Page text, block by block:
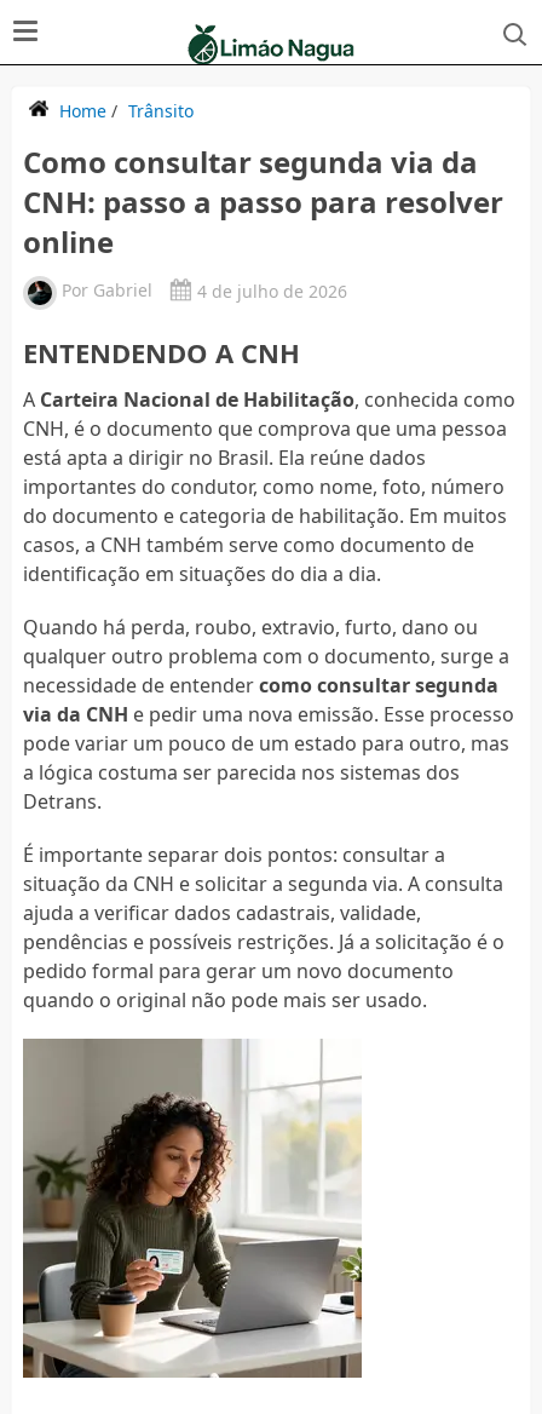
Home/ Trânsito
Como consultar segunda via da
CNH: passo a passo para resolver
online
Por Gabriel 4 de julho de 2026
ENTENDENDO A CNH
A Carteira Nacional de Habilitação, conhecida como
CNH, é o documento que comprova que uma pessoa
está apta a dirigir no Brasil. Ela reúne dados
importantes do condutor, como nome, foto, número
do documento e categoria de habilitação. Em muitos
casos, a CNH também serve como documento de
identificação em situações do dia a dia.
Quando há perda, roubo, extravio, furto, dano ou
qualquer outro problema com o documento, surge a
necessidade de entendercomo consultar segunda
via da CNH e pedir uma nova emissão. Esse processo
pode variar um pouco de um estado para outro, mas
a lógica costuma ser parecida nos sistemas dos
Detrans.
É importante separar dois pontos: consultar a
situação da CNH e solicitar a segunda via. A consulta
ajuda a verificar dados cadastrais, validade,
pendências e possíveis restrições. Já a solicitação é o
pedido formal para gerar um novo documento
quando o original não pode mais ser usado.